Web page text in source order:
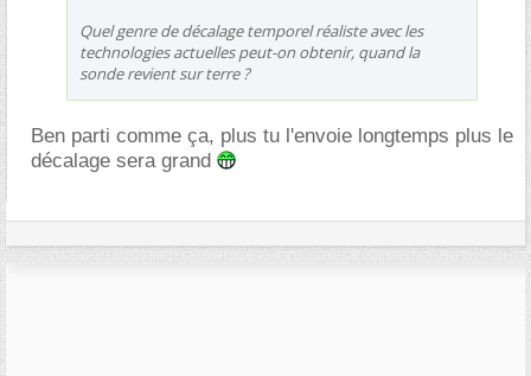
Quel genre de décalage temporel réaliste avec les
technologies actuelles peut-on obtenir, quand la
sonde revient sur terre ?
Ben parti comme ça, plus tu l'envoie longtemps plus le
décalage sera grand